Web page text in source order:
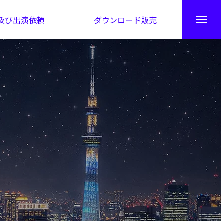
び出演依頼 ダウンロード販売
秘伝公開！吉凶カレンダー